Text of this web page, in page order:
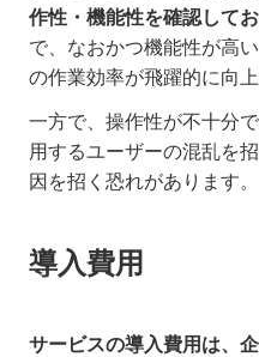
作性・機能性を確認してお
で、なおかつ機能性が高
の作業効率が飛躍的に向上
一方で、操作性が不十分
用するユーザーの混乱を
因を招く恐れがあります。
導入費用
サービスの導入費用は、